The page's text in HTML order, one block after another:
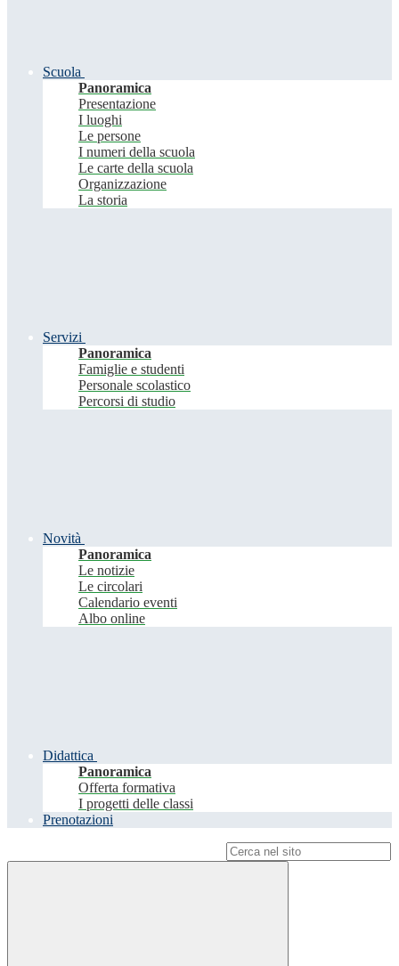
Scuola
Panoramica
Presentazione
I luoghi
Le persone
I numeri della scuola
Le carte della scuola
Organizzazione
La storia
Servizi
Panoramica
Famiglie e studenti
Personale scolastico
Percorsi di studio
Novità
Panoramica
Le notizie
Le circolari
Calendario eventi
Albo online
Didattica
Panoramica
Offerta formativa
I progetti delle classi
Prenotazioni